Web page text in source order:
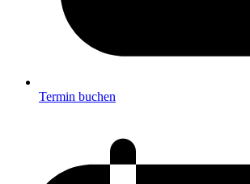
Termin buchen